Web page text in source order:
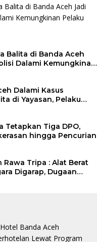
Balita di Banda Aceh
Dalami Kemungkinan
Dalami Kasus
di Yayasan, Pelaku
Tetapkan Tiga DPO,
hingga Pencurian
Rawa Tripa : Alat Berat
Digarap, Dugaan